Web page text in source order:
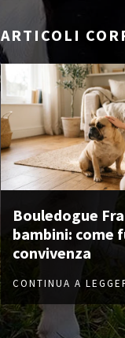
ARTICOLI
Bouledogue
bambini: come
convivenza
CONTINUA A